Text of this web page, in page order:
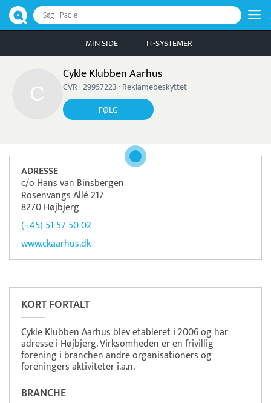
Søg i Paqle
MIN SIDE IT-SYSTEMER
Cykle Klubben Aarhus
CVR · 29957223 · Reklamebeskyttet
FØLG
ADRESSE
c/o Hans van Binsbergen
Rosenvangs Allé 217
8270 Højbjerg
(+45) 51 57 50 02
www.ckaarhus.dk
KORT FORTALT
Cykle Klubben Aarhus blev etableret i 2006 og har
adresse i Højbjerg. Virksomheden er en frivillig
forening i branchen andre organisationers og
foreningers aktiviteter i.a.n.
BRANCHE